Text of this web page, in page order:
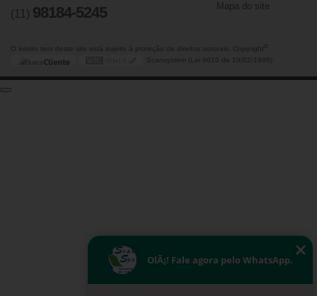
(11) 98184-5245
Mapa do site
O inteiro teor deste site está sujeito à proteção de direitos autorais. Copyright
Scansystem (Lei 9610 de 19/02/1998)
OlÃ¡! Fale agora pelo WhatsApp.